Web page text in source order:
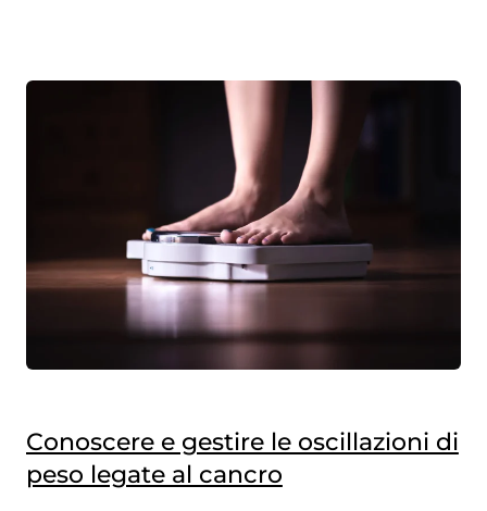
Conoscere e gestire le oscillazioni di
peso legate al cancro